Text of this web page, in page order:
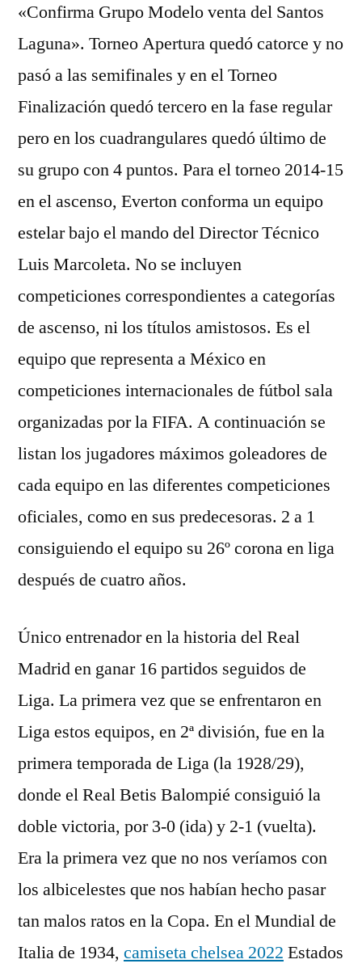
«Confirma Grupo Modelo venta del Santos
Laguna». Torneo Apertura quedó catorce y no
pasó a las semifinales y en el Torneo
Finalización quedó tercero en la fase regular
pero en los cuadrangulares quedó último de
su grupo con 4 puntos. Para el torneo 2014-15
en el ascenso, Everton conforma un equipo
estelar bajo el mando del Director Técnico
Luis Marcoleta. No se incluyen
competiciones correspondientes a categorías
de ascenso, ni los títulos amistosos. Es el
equipo que representa a México en
competiciones internacionales de fútbol sala
organizadas por la FIFA. A continuación se
listan los jugadores máximos goleadores de
cada equipo en las diferentes competiciones
oficiales, como en sus predecesoras. 2 a 1
consiguiendo el equipo su 26º corona en liga
después de cuatro años.
Único entrenador en la historia del Real
Madrid en ganar 16 partidos seguidos de
Liga. La primera vez que se enfrentaron en
Liga estos equipos, en 2ª división, fue en la
primera temporada de Liga (la 1928/29),
donde el Real Betis Balompié consiguió la
doble victoria, por 3-0 (ida) y 2-1 (vuelta).
Era la primera vez que no nos veríamos con
los albicelestes que nos habían hecho pasar
tan malos ratos en la Copa. En el Mundial de
Italia de 1934, camiseta chelsea 2022 Estados